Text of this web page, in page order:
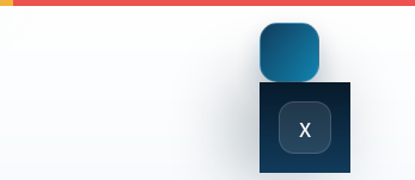
x
Close
Menu